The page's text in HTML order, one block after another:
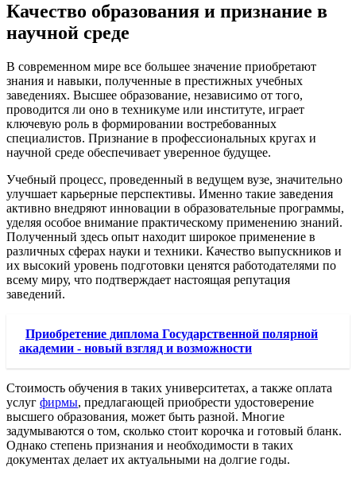
Качество образования и признание в
научной среде
В современном мире все большее значение приобретают
знания и навыки, полученные в престижных учебных
заведениях. Высшее образование, независимо от того,
проводится ли оно в техникуме или институте, играет
ключевую роль в формировании востребованных
специалистов. Признание в профессиональных кругах и
научной среде обеспечивает уверенное будущее.
Учебный процесс, проведенный в ведущем вузе, значительно
улучшает карьерные перспективы. Именно такие заведения
активно внедряют инновации в образовательные программы,
уделяя особое внимание практическому применению знаний.
Полученный здесь опыт находит широкое применение в
различных сферах науки и техники. Качество выпускников и
их высокий уровень подготовки ценятся работодателями по
всему миру, что подтверждает настоящая репутация
заведений.
Приобретение диплома Государственной полярной
академии - новый взгляд и возможности
Стоимость обучения в таких университетах, а также оплата
услуг фирмы, предлагающей приобрести удостоверение
высшего образования, может быть разной. Многие
задумываются о том, сколько стоит корочка и готовый бланк.
Однако степень признания и необходимости в таких
документах делает их актуальными на долгие годы.